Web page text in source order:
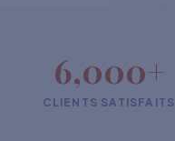
6,000+
CLIENTS SATISFAITS